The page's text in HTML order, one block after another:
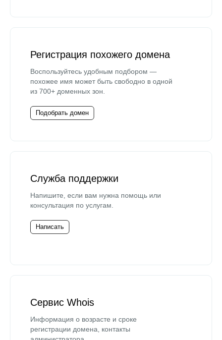
Регистрация похожего домена
Воспользуйтесь удобным подбором —
похожее имя может быть свободно в одной
из 700+ доменных зон.
Подобрать домен
Служба поддержки
Напишите, если вам нужна помощь или
консультация по услугам.
Написать
Сервис Whois
Информация о возрасте и сроке
регистрации домена, контакты